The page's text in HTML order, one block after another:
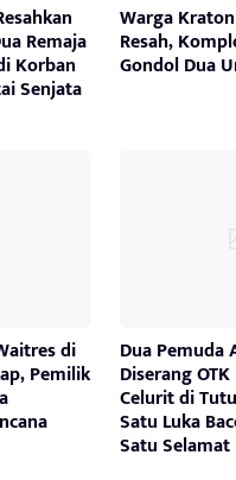
Remaja
Korban
Senjata
Warga
Resah,
Gondol Dua
di
Pemilik
Dua Pemuda
Diserang
Celurit di
Satu Luka
Satu Selamat